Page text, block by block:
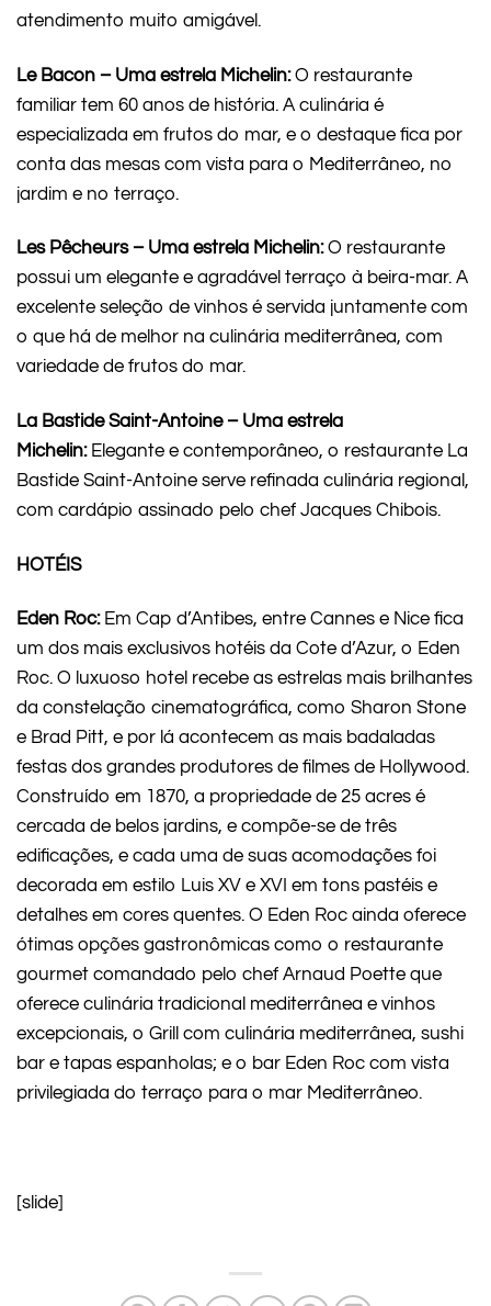
atendimento muito amigável.
Le Bacon – Uma estrela Michelin:O restaurante
familiar tem 60 anos de história. A culinária é
especializada em frutos do mar, e o destaque fica por
conta das mesas com vista para o Mediterrâneo, no
jardim e no terraço.
Les Pêcheurs – Uma estrela Michelin:O restaurante
possui um elegante e agradável terraço à beira-mar. A
excelente seleção de vinhos é servida juntamente com
o que há de melhor na culinária mediterrânea, com
variedade de frutos do mar.
La Bastide Saint-Antoine – Uma estrela
Michelin: Elegante e contemporâneo, o restaurante La
Bastide Saint-Antoine serve refinada culinária regional,
com cardápio assinado pelo chef Jacques Chibois.
HOTÉIS
Eden Roc:Em Cap d’Antibes, entre Cannes e Nice fica
um dos mais exclusivos hotéis da Cote d’Azur, o Eden
Roc. O luxuoso hotel recebe as estrelas mais brilhantes
da constelação cinematográfica, como Sharon Stone
e Brad Pitt, e por lá acontecem as mais badaladas
festas dos grandes produtores de filmes de Hollywood.
Construído em 1870, a propriedade de 25 acres é
cercada de belos jardins, e compõe-se de três
edificações, e cada uma de suas acomodações foi
decorada em estilo Luis XV e XVI em tons pastéis e
detalhes em cores quentes. O Eden Roc ainda oferece
ótimas opções gastronômicas como o restaurante
gourmet comandado pelo chef Arnaud Poette que
oferece culinária tradicional mediterrânea e vinhos
excepcionais, o Grill com culinária mediterrânea, sushi
bar e tapas espanholas; e o bar Eden Roc com vista
privilegiada do terraço para o mar Mediterrâneo.
[slide]